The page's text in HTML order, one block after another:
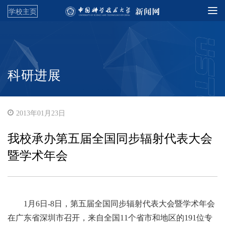
学校主页
科研进展
2013年01月23日
我校承办第五届全国同步辐射代表大会
暨学术年会
1月6日-8日，第五届全国同步辐射代表大会暨学术年会
在广东省深圳市召开，来自全国11个省市和地区的191位专